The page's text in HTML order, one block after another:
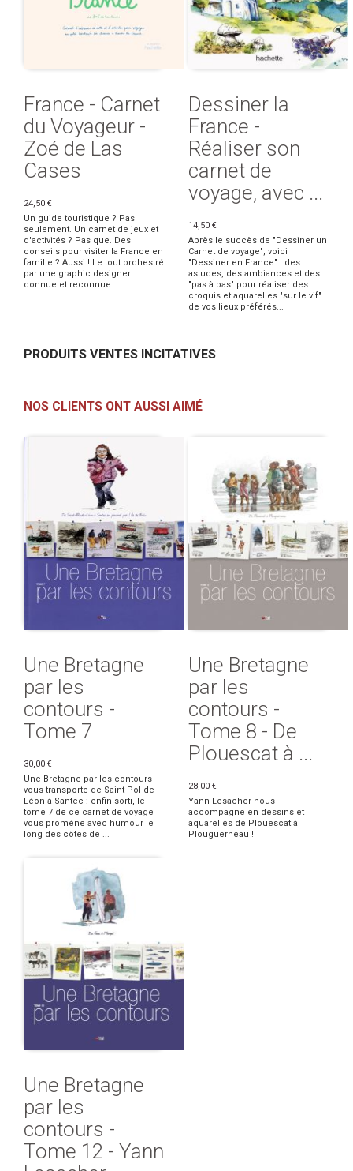
France - Carnet
du Voyageur -
Zoé de Las
Cases
24,50 €
Un guide touristique ? Pas
seulement. Un carnet de jeux et
d'activités ? Pas que. Des
conseils pour visiter la France en
famille ? Aussi ! Le tout orchestré
par une graphic designer
connue et reconnue...
Dessiner la
France -
Réaliser son
carnet de
voyage, avec ...
14,50 €
Après le succès de "Dessiner un
Carnet de voyage", voici
"Dessiner en France" : des
astuces, des ambiances et des
"pas à pas" pour réaliser des
croquis et aquarelles "sur le vif"
de vos lieux préférés...
PRODUITS VENTES INCITATIVES
NOS CLIENTS ONT AUSSI AIMÉ
Une Bretagne
par les
contours -
Tome 7
30,00 €
Une Bretagne par les contours
vous transporte de Saint-Pol-de-
Léon à Santec : enfin sorti, le
tome 7 de ce carnet de voyage
vous promène avec humour le
long des côtes de ...
Une Bretagne
par les
contours -
Tome 8 - De
Plouescat à ...
28,00 €
Yann Lesacher nous
accompagne en dessins et
aquarelles de Plouescat à
Plouguerneau !
Une Bretagne
par les
contours -
Tome 12 - Yann